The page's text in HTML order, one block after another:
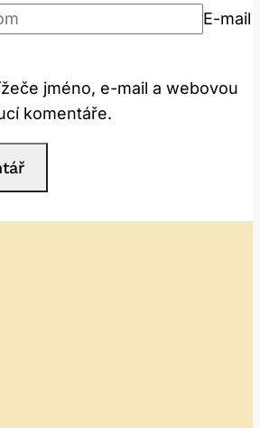
E-mail
jméno, e-mail a webovou
komentáře.